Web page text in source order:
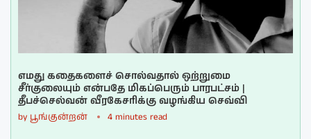
எமது கதைகளைச் சொல்வதால் ஒற்றுமை
சீர்குலையும் என்பதே மிகப்பெரும் பாரபட்சம் |
தீபச்செல்வன் வீரகேசரிக்கு வழங்கிய செவ்வி
by பூங்குன்றன் 4 minutes read